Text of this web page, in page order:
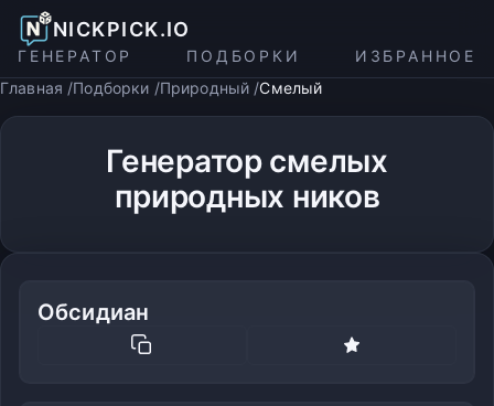
NICKPICK.IO
ГЕНЕРАТОР ПОДБОРКИ
ИЗБРАННОЕ
Главная
Подборки Природный Смелый
Генератор смелых
природных ников
Обсидиан